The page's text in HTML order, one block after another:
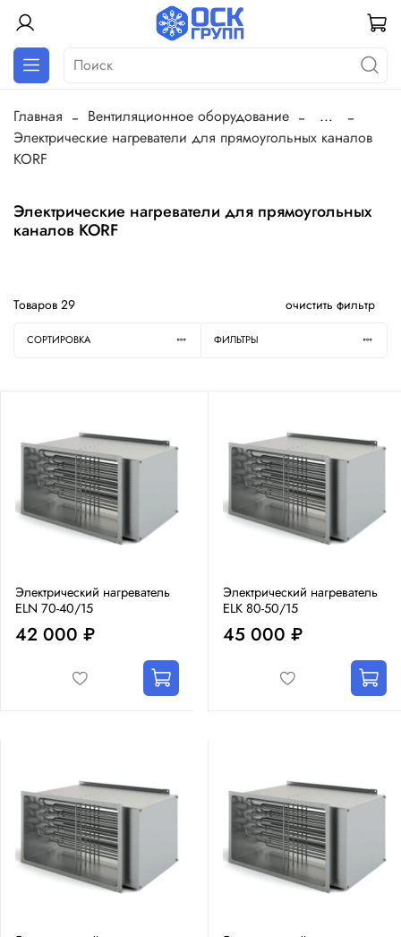
Главная Вентиляционное оборудование
...
Электрические нагреватели для прямоугольных каналов
KORF
Электрические нагреватели для прямоугольных
каналов KORF
Товаров 29 очистить фильтр
СОРТИРОВКА ФИЛЬТРЫ
Электрический нагреватель
ELN 70-40/15
42 000 ₽
Электрический нагреватель
ELK 80-50/15
45 000 ₽